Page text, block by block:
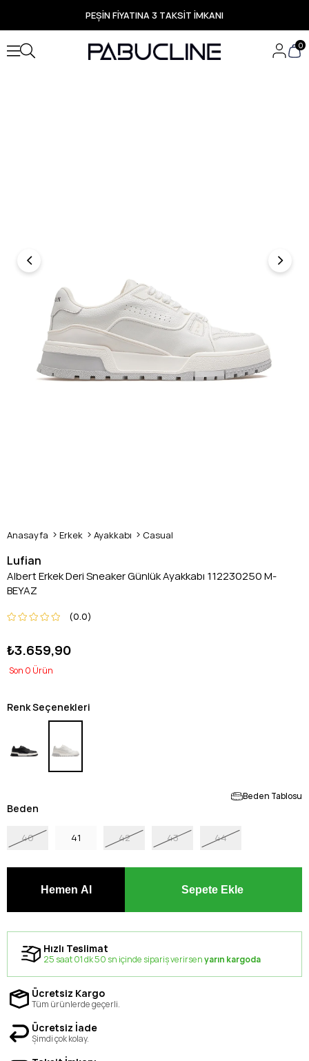
PEŞİN FİYATINA 3 TAKSİT İMKANI
TÜM ÜRÜNLERDE ÜCRETSİZ KARGO
Yeni Sezon Ürünlerde Özel Fırsatlar
Seçili Ürünlerde Hızlı Teslimat
0
Anasayfa Erkek Ayakkabı Casual
Lufian
Albert Erkek Deri Sneaker Günlük Ayakkabı 112230250 M-
BEYAZ
0.0
₺3.659,90
0
Renk Seçenekleri
Beden Tablosu
Beden
40 41 42 43 44
Hızlı Teslimat
25 saat 01 dk 50 sn içinde sipariş verirsenyarın kargoda
Ücretsiz Kargo
Tüm ürünlerde geçerli.
Ücretsiz İade
Şimdi çok kolay.